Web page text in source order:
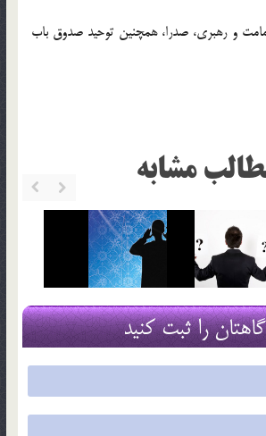
و رهبري، صدرا، همچنين توحيد صدوق باب
مشابه
را ثبت کنید